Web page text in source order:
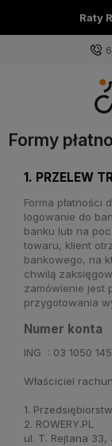
Raty
Formy
1. PRZELEW
Forma płatności
logowanie do
banku lub na
towaru, klient
bankowego, na
chwilą
zamówienie jest
przygotowania
Numer konta
ING : 03 1050
Właściciel
1.
2. ROWERY.PL
ul. T. Rejtana